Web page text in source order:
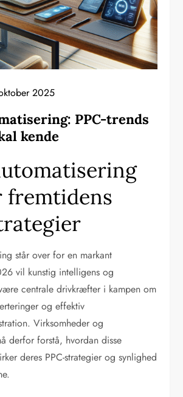
2025
PPC-trends
kende
fremtidens
står over for en markant
vil kunstig intelligens og
centrale drivkræfter i kampen om
og effektiv
Virksomheder og
derfor forstå, hvordan disse
deres PPC-strategier og synlighed